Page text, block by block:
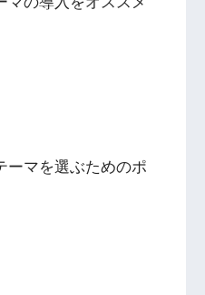
ーマを選ぶためのポ